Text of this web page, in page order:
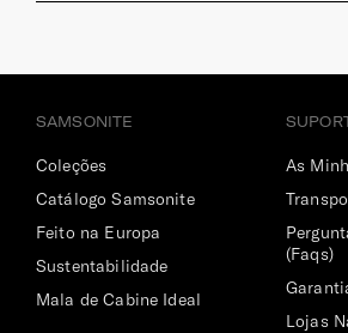
SAMSONITE
Coleções
Catálogo Samsonite
Feito na Europa
Sustentabilidade
Mala de Cabine Ideal
As
(Faqs)
Lojas